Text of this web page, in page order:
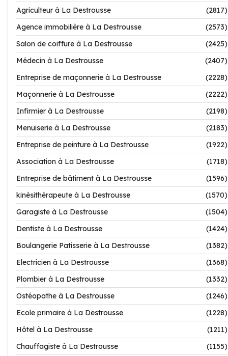
Agriculteur à La Destrousse
(2817)
Agence immobilière à La Destrousse
(2573)
Salon de coiffure à La Destrousse
(2425)
Médecin à La Destrousse
(2407)
Entreprise de maçonnerie à La Destrousse
(2228)
Maçonnerie à La Destrousse
(2222)
Infirmier à La Destrousse
(2198)
Menuiserie à La Destrousse
(2183)
Entreprise de peinture à La Destrousse
(1922)
Association à La Destrousse
(1718)
Entreprise de bâtiment à La Destrousse
(1596)
kinésithérapeute à La Destrousse
(1570)
Garagiste à La Destrousse
(1504)
Dentiste à La Destrousse
(1424)
Boulangerie Patisserie à La Destrousse
(1382)
Electricien à La Destrousse
(1368)
Plombier à La Destrousse
(1332)
Ostéopathe à La Destrousse
(1246)
Ecole primaire à La Destrousse
(1228)
Hôtel à La Destrousse
(1211)
Chauffagiste à La Destrousse
(1155)